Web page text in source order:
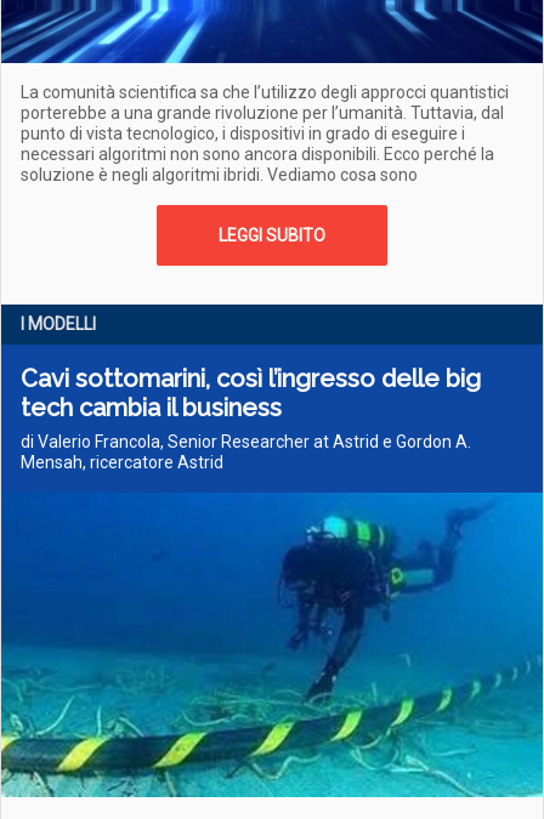
La comunità scientifica sa che l’utilizzo degli approcci quantistici
porterebbe a una grande rivoluzione per l’umanità. Tuttavia, dal
punto di vista tecnologico, i dispositivi in grado di eseguire i
necessari algoritmi non sono ancora disponibili. Ecco perché la
soluzione è negli algoritmi ibridi. Vediamo cosa sono
LEGGI SUBITO
I MODELLI
Cavi sottomarini, così l’ingresso delle big
tech cambia il business
di Valerio Francola, Senior Researcher at Astrid e Gordon A.
Mensah, ricercatore Astrid